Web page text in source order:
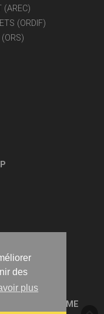
des
plus
(AREC)
(ORDIF)
(ORS)
D'URBANISME